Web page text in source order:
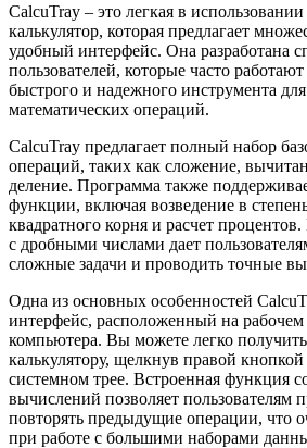
CalcuTray – это легкая в
калькулятор, которая предлагает
удобный интерфейс. Она разработана
пользователей, которые часто
быстрого и надежного инструмента
математических операций.
CalcuTray предлагает полный набор
операций, таких как сложение,
деление. Программа также
функции, включая возведение в
квадратного корня и расчет
с дробными числами дает
сложные задачи и проводить точные
Одна из основных особенностей
интерфейс, расположенный на рабочем
компьютера. Вы можете легко
калькулятору, щелкнув правой
системном трее. Встроенная функция
вычислений позволяет пользователям
повторять предыдущие операции, что
при работе с большими наборами